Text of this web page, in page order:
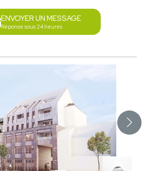
ENVOYER UN MESSAGE
Réponse sous 24 heures